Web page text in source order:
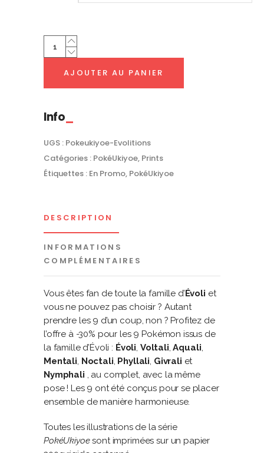
PROMO
Famille
quantity
AJOUTER AU PANIER
Info
UGS : Pokeukiyoe-Evolitions
Catégories : PokéUkiyoe, Prints
Étiquettes : En Promo, PokéUkiyoe
DESCRIPTION
INFORMATIONS
COMPLÉMENTAIRES
Vous êtes fan de toute la famille d’Évoli et
vous ne pouvez pas choisir ? Autant
prendre les 9 d’un coup, non ? Profitez de
l’offre à -30% pour les 9 Pokémon issus de
la famille d’Évoli : Évoli, Voltali,Aquali,
Mentali, Noctali, Phyllali, Givrali et
Nymphali , au complet, avec la même
pose ! Les 9 ont été conçus pour se placer
ensemble de manière harmonieuse.
Toutes les illustrations de la série
PokéUkiyoesont imprimées sur un papier